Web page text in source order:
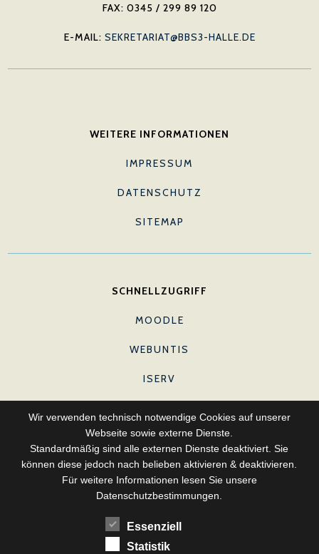
FAX: 0345 / 299 89 120
E-MAIL: SEKRETARIAT@BBS3-HALLE.DE
WEITERE INFORMATIONEN
IMPRESSUM
DATENSCHUTZ
SITEMAP
SCHNELLZUGRIFF
MOODLE
WEBUNTIS
ISERV
FOLGE UNS
WIR WERDEN GEFÖRDERT DURCH:
Wir verwenden technisch notwendige Cookies auf unserer
Webseite sowie externe Dienste.
Standardmäßig sind alle externen Dienste deaktiviert. Sie
können diese jedoch nach belieben aktivieren & deaktivieren.
Für weitere Informationen lesen Sie unsere
Datenschutzbestimmungen.
Essenziell
Statistik